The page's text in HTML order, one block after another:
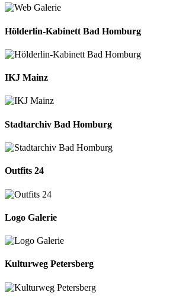
Hölderlin-Kabinett Bad Homburg
IKJ Mainz
Stadtarchiv Bad Homburg
Outfits 24
Logo Galerie
Kulturweg Petersberg